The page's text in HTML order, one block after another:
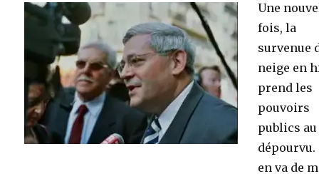
Une
fois, la
survenue
neige en
prend les
pouvoirs
publics au
en va de